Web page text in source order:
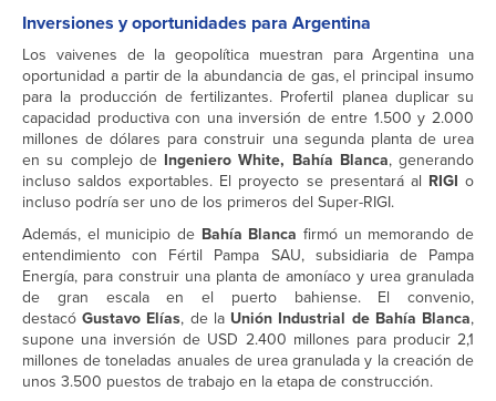
Inversiones y oportunidades para Argentina
Los vaivenes de la geopolítica muestran para Argentina una
oportunidad a partir de la abundancia de gas, el principal insumo
para la producción de fertilizantes. Profertil planea duplicar su
capacidad productiva con una inversión de entre 1.500 y 2.000
millones de dólares para construir una segunda planta de urea
en su complejo de Ingeniero White, Bahía Blanca, generando
incluso saldos exportables. El proyecto se presentará al RIGI o
incluso podría ser uno de los primeros del Super-RIGI.
Además, el municipio de Bahía Blanca firmó un memorando de
entendimiento con Fértil Pampa SAU, subsidiaria de Pampa
Energía, para construir una planta de amoníaco y urea granulada
de gran escala en el puerto bahiense. El convenio,
destacóGustavo Elías, de la Unión Industrial de Bahía Blanca,
supone una inversión de USD 2.400 millones para producir 2,1
millones de toneladas anuales de urea granulada y la creación de
unos 3.500 puestos de trabajo en la etapa de construcción.